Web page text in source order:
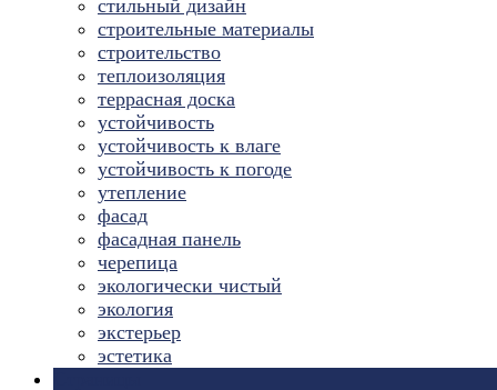
стильный дизайн
строительные материалы
строительство
теплоизоляция
террасная доска
устойчивость
устойчивость к влаге
устойчивость к погоде
утепление
фасад
фасадная панель
черепица
экологически чистый
экология
экстерьер
эстетика